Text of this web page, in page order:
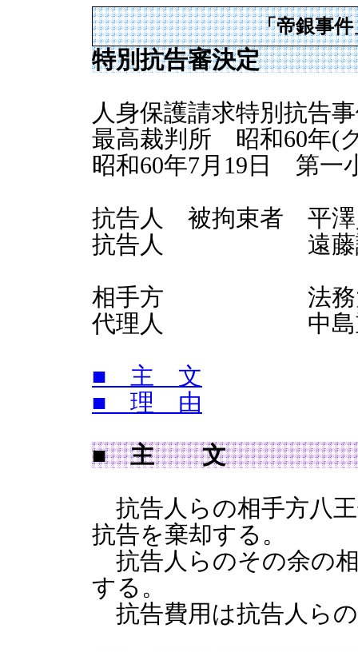
「帝銀事
特別抗告審決定
人身保護請求特別抗告
最高裁判所 昭和60年(
昭和60年7月19日 第
抗告人 被拘束者 平澤
抗告人 遠藤
相手方 法務大
代理人 中島
■ 主 文
■ 理 由
■ 主 文
抗告人らの相手方八
抗告を棄却する。
抗告人らのその余の
する。
抗告費用は抗告人ら